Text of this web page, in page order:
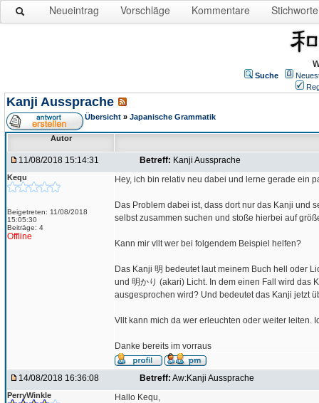
Neueintrag Vorschläge Kommentare Stichworte
Suche
Kanji Aussprache
Übersicht » Japanische Grammatik
Autor
11/08/2018 15:14:31 Betreff: Kanji Aussprache
Kequ
Beigetreten: 11/08/2018
15:05:30
Beiträge: 4
Offline
Hey, ich bin relativ neu dabei und lerne gerade ein
Das Problem dabei ist, dass dort nur das Kanji und
selbst zusammen suchen und stoße hierbei auf
Kann mir vllt wer bei folgendem Beispiel helfen?
Das Kanji 明 bedeutet laut meinem Buch hell oder
und 明かり (akari) Licht. In dem einen Fall wird das
ausgesprochen wird? Und bedeutet das Kanji jetzt
Vllt kann mich da wer erleuchten oder weiter leiten.
Danke bereits im vorraus
14/08/2018 16:36:08 Betreff: Aw:Kanji Aussprache
PerryWinkle Hallo Kequ,